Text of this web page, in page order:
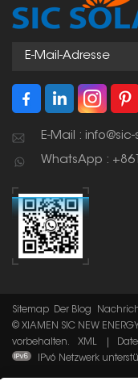
somit eine robuste
E-Mail :
WhatsApp :
Sitemap Der Blog
© XIAMEN SIC NEW
vorbehalten.
XML
IPv6 Netzwerk